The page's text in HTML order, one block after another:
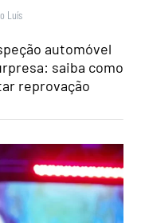
Luís
automóvel
saiba como
reprovação